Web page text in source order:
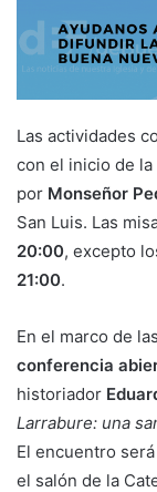
Las actividades
con el inicio de la
por Monseñor
San Luis. Las
20:00, excepto
21:00.
En el marco de
conferencia
historiador
Larrabure: una
El encuentro
el salón de la